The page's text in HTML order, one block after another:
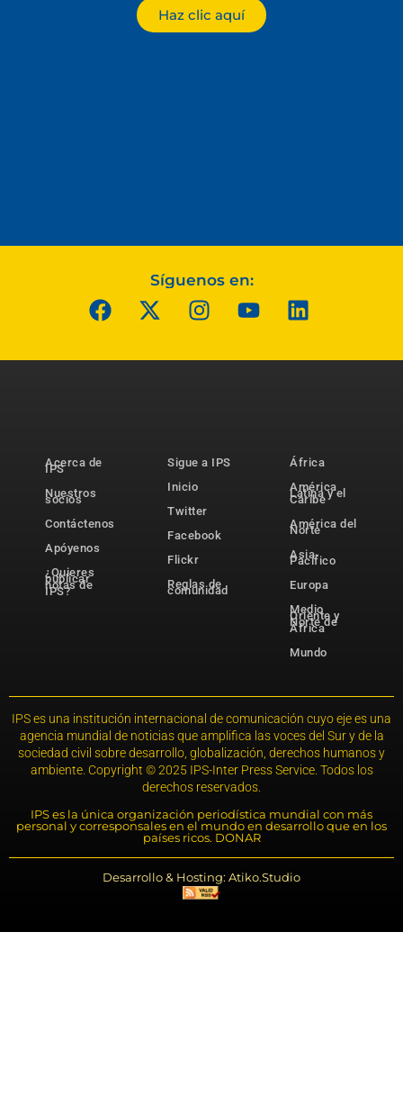
Haz clic aquí
Síguenos en:
Acerca de
IPS
Nuestros
socios
Contáctenos
Apóyenos
¿Quieres
publicar
notas de
IPS?
Sigue a IPS
Inicio
Twitter
Facebook
Flickr
Reglas de
comunidad
África
América
Latina y el
Caribe
América del
Norte
Asia-
Pacífico
Europa
Medio
Oriente y
Norte de
África
Mundo
IPS es una institución internacional de comunicación cuyo eje es una
agencia mundial de noticias que amplifica las voces del Sur y de la
sociedad civil sobre desarrollo, globalización, derechos humanos y
ambiente. Copyright © 2025 IPS-Inter Press Service. Todos los
derechos reservados.
IPS es la única organización periodística mundial con más
personal y corresponsales en el mundo en desarrollo que en los
países ricos. DONAR
Desarrollo & Hosting: Atiko.Studio